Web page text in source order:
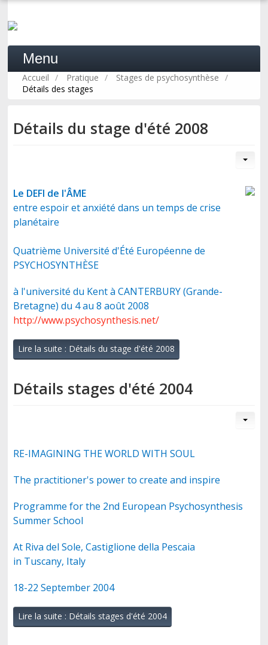
Menu
PRATIQUE
PROFESSIONNELS
CONTACT
Accueil / Pratique / Stages de psychosynthèse
/
Détails des stages
Détails du stage d'été 2008
Le DEFI de l'ÂME
entre espoir et anxiété dans un temps de crise
planétaire
Quatrième Université d'Été Européenne de
PSYCHOSYNTHÈSE
à l'université du Kent à CANTERBURY (Grande-
Bretagne) du 4 au 8 août 2008
http://www.psychosynthesis.net/
Lire la suite : Détails du stage d'été 2008
Détails stages d'été 2004
RE-IMAGINING THE WORLD WITH SOUL
The practitioner's power to create and inspire
Programme for the 2nd European Psychosynthesis
Summer School
At Riva del Sole, Castiglione della Pescaia
in Tuscany, Italy
18-22 September 2004
Lire la suite : Détails stages d'été 2004